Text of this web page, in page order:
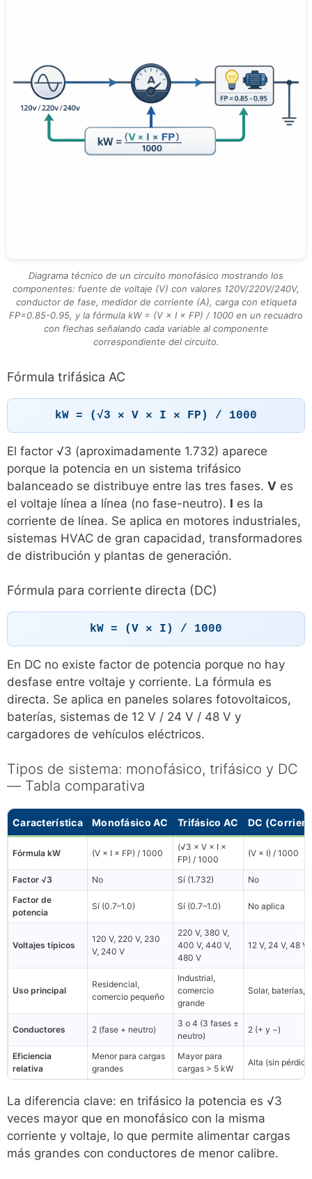
Diagrama técnico de un circuito monofásico mostrando los
componentes: fuente de voltaje (V) con valores 120V/220V/240V,
conductor de fase, medidor de corriente (A), carga con etiqueta
FP=0.85-0.95, y la fórmula kW = (V × I × FP) / 1000 en un recuadro
con flechas señalando cada variable al componente
correspondiente del circuito.
Fórmula trifásica AC
kW = (√3 × V × I × FP) / 1000
El factor √3 (aproximadamente 1.732) aparece
porque la potencia en un sistema trifásico
balanceado se distribuye entre las tres fases. V es
el voltaje línea a línea (no fase-neutro). I es la
corriente de línea. Se aplica en motores industriales,
sistemas HVAC de gran capacidad, transformadores
de distribución y plantas de generación.
Fórmula para corriente directa (DC)
kW = (V × I) / 1000
En DC no existe factor de potencia porque no hay
desfase entre voltaje y corriente. La fórmula es
directa. Se aplica en paneles solares fotovoltaicos,
baterías, sistemas de 12 V / 24 V / 48 V y
cargadores de vehículos eléctricos.
Tipos de sistema: monofásico, trifásico y DC
— Tabla comparativa
Característica Monofásico AC Trifásico AC DC
Fórmula kW (V × I × FP) / 1000
(√3 × V × I ×
FP) / 1000
(V × I) / 1000
Factor √3 No Sí (1.732)
No
Factor de
potencia
Sí (0.7–1.0) Sí (0.7–1.0) No aplica
Voltajes típicos
120 V, 220 V, 230
V, 240 V
220 V, 380 V,
400 V, 440 V,
480 V
12 V, 24 V, 48
Uso principal
Residencial,
comercio pequeño
Industrial,
comercio
grande
Solar, baterías,
Conductores 2 (fase + neutro)
3 o 4 (3 fases ±
neutro)
2 (+ y −)
Eficiencia
relativa
Menor para cargas
grandes
Mayor para
cargas > 5 kW
Alta (sin
La diferencia clave: en trifásico la potencia es √3
veces mayor que en monofásico con la misma
corriente y voltaje, lo que permite alimentar cargas
más grandes con conductores de menor calibre.